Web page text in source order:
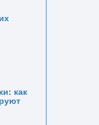
как